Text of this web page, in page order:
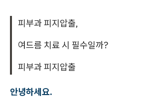
피부과 피지압출,
여드름 치료 시 필수일까?
피부과 피지압출
안녕하세요.